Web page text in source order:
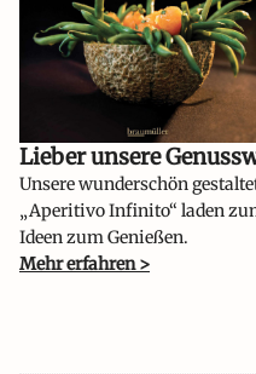
Lieber unsere
Unsere wunderschön
„Aperitivo Infinito“ laden
Ideen zum Genießen.
Mehr erfahren >